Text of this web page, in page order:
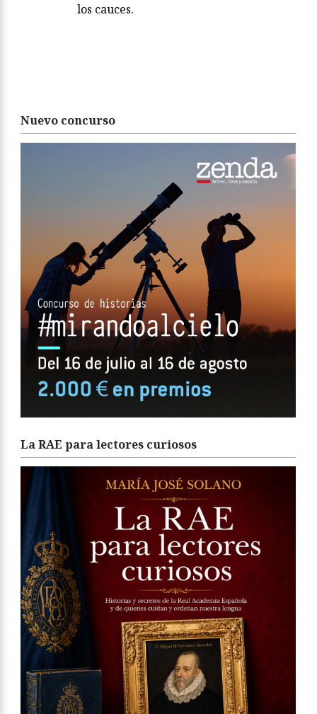
los cauces.
Nuevo concurso
La RAE para lectores curiosos